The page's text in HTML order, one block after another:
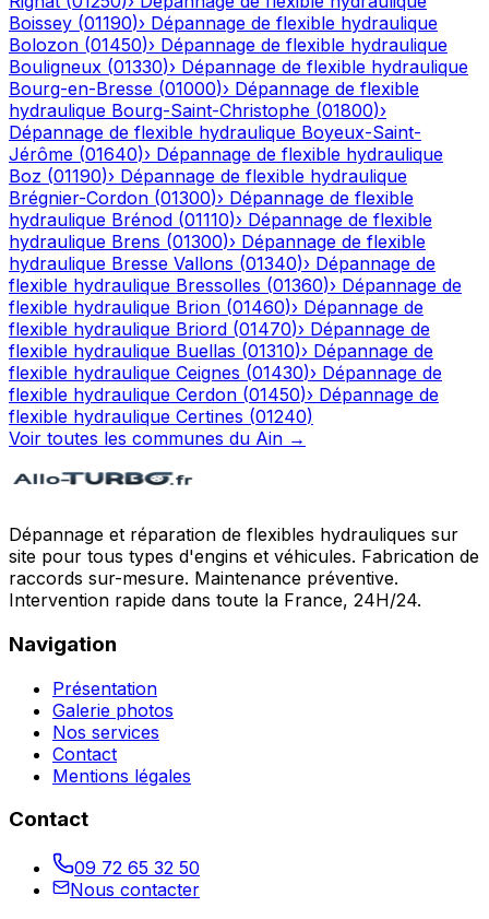
Boissey (01190)› Dépannage de flexible hydraulique
Bolozon (01450)› Dépannage de flexible hydraulique
Bouligneux (01330)› Dépannage de flexible hydraulique
Bourg-en-Bresse (01000)› Dépannage de flexible
hydraulique Bourg-Saint-Christophe (01800)›
Dépannage de flexible hydraulique Boyeux-Saint-
Jérôme (01640)› Dépannage de flexible hydraulique
Boz (01190)› Dépannage de flexible hydraulique
Brégnier-Cordon (01300)› Dépannage de flexible
hydraulique Brénod (01110)› Dépannage de flexible
hydraulique Brens (01300)› Dépannage de flexible
hydraulique Bresse Vallons (01340)› Dépannage de
flexible hydraulique Bressolles (01360)› Dépannage de
flexible hydraulique Brion (01460)› Dépannage de
flexible hydraulique Briord (01470)› Dépannage de
flexible hydraulique Buellas (01310)› Dépannage de
flexible hydraulique Ceignes (01430)› Dépannage de
flexible hydraulique Cerdon (01450)› Dépannage de
flexible hydraulique Certines (01240)
Voir toutes les communes du Ain →
Dépannage et réparation de flexibles hydrauliques sur
site pour tous types d'engins et véhicules. Fabrication de
raccords sur-mesure. Maintenance préventive.
Intervention rapide dans toute la France, 24H/24.
Navigation
Présentation
Galerie photos
Nos services
Contact
Mentions légales
Contact
09 72 65 32 50
Nous contacter